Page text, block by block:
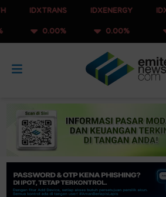
IDXTRANS
0.00%
IDXENERGY
0.00%